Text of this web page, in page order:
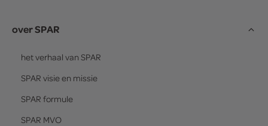
over SPAR
het verhaal van SPAR
SPAR visie en missie
SPAR formule
SPAR MVO